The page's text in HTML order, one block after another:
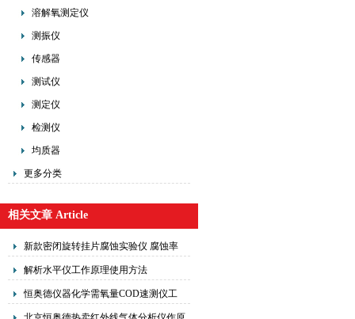
溶解氧测定仪
测振仪
传感器
测试仪
测定仪
检测仪
均质器
更多分类
相关文章 Article
新款密闭旋转挂片腐蚀实验仪 腐蚀率
检测仪仪器结构以及操作使用
解析水平仪工作原理使用方法
恒奥德仪器化学需氧量COD速测仪工
作原理操作使用流程